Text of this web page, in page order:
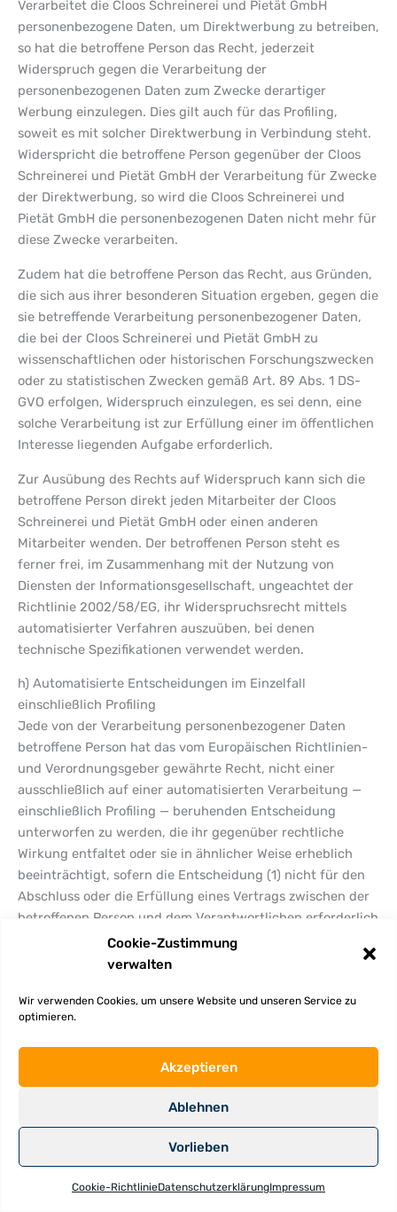
Cookie-Zustimmung
verwalten
Wir verwenden Cookies, um unsere Website und unseren Service zu
optimieren.
Akzeptieren
Ablehnen
Vorlieben
Cookie-RichtlinieDatenschutzerklärungImpressum
Verarbeitet die Cloos Schreinerei und Pietät GmbH
personenbezogene Daten, um Direktwerbung zu betreiben,
so hat die betroffene Person das Recht, jederzeit
Widerspruch gegen die Verarbeitung der
personenbezogenen Daten zum Zwecke derartiger
Werbung einzulegen. Dies gilt auch für das Profiling,
soweit es mit solcher Direktwerbung in Verbindung steht.
Widerspricht die betroffene Person gegenüber der Cloos
Schreinerei und Pietät GmbH der Verarbeitung für Zwecke
der Direktwerbung, so wird die Cloos Schreinerei und
Pietät GmbH die personenbezogenen Daten nicht mehr für
diese Zwecke verarbeiten.
Zudem hat die betroffene Person das Recht, aus Gründen,
die sich aus ihrer besonderen Situation ergeben, gegen die
sie betreffende Verarbeitung personenbezogener Daten,
die bei der Cloos Schreinerei und Pietät GmbH zu
wissenschaftlichen oder historischen Forschungszwecken
oder zu statistischen Zwecken gemäß Art. 89 Abs. 1 DS-
GVO erfolgen, Widerspruch einzulegen, es sei denn, eine
solche Verarbeitung ist zur Erfüllung einer im öffentlichen
Interesse liegenden Aufgabe erforderlich.
Zur Ausübung des Rechts auf Widerspruch kann sich die
betroffene Person direkt jeden Mitarbeiter der Cloos
Schreinerei und Pietät GmbH oder einen anderen
Mitarbeiter wenden. Der betroffenen Person steht es
ferner frei, im Zusammenhang mit der Nutzung von
Diensten der Informationsgesellschaft, ungeachtet der
Richtlinie 2002/58/EG, ihr Widerspruchsrecht mittels
automatisierter Verfahren auszuüben, bei denen
technische Spezifikationen verwendet werden.
h) Automatisierte Entscheidungen im Einzelfall
einschließlich Profiling
Jede von der Verarbeitung personenbezogener Daten
betroffene Person hat das vom Europäischen Richtlinien-
und Verordnungsgeber gewährte Recht, nicht einer
ausschließlich auf einer automatisierten Verarbeitung —
einschließlich Profiling — beruhenden Entscheidung
unterworfen zu werden, die ihr gegenüber rechtliche
Wirkung entfaltet oder sie in ähnlicher Weise erheblich
beeinträchtigt, sofern die Entscheidung (1) nicht für den
Abschluss oder die Erfüllung eines Vertrags zwischen der
betroffenen Person und dem Verantwortlichen erforderlich
ist, oder (2) aufgrund von Rechtsvorschriften der Union
oder der Mitgliedstaaten, denen der Verantwortliche
angemessene Maßnahmen zur Wahrung der Rechte und
Freiheiten sowie der berechtigten Interessen der
betroffenen Person enthalten oder (3) mit ausdrücklicher
Einwilligung der betroffenen Person erfolgt.
Ist die Entscheidung (1) für den Abschluss oder die
und dem Verantwortlichen erforderlich oder (2) erfolgt sie
mit ausdrücklicher Einwilligung der betroffenen Person,
trifft die Cloos Schreinerei und Pietät GmbH angemessene